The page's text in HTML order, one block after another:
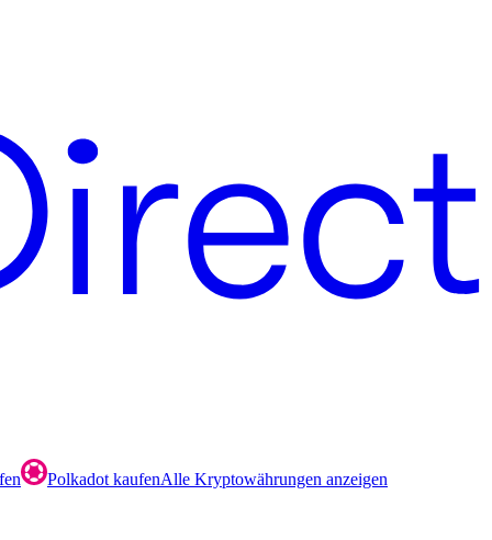
Polkadot kaufenAlle Kryptowährungen anzeigen